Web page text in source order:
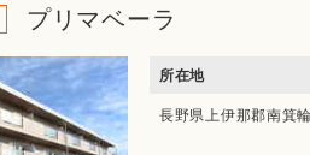
プリマベーラ
所在地
長野県上伊那郡南箕